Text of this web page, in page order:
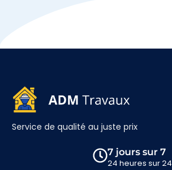
Service de qualité au juste prix
7 jours sur 7
24 heures sur 24